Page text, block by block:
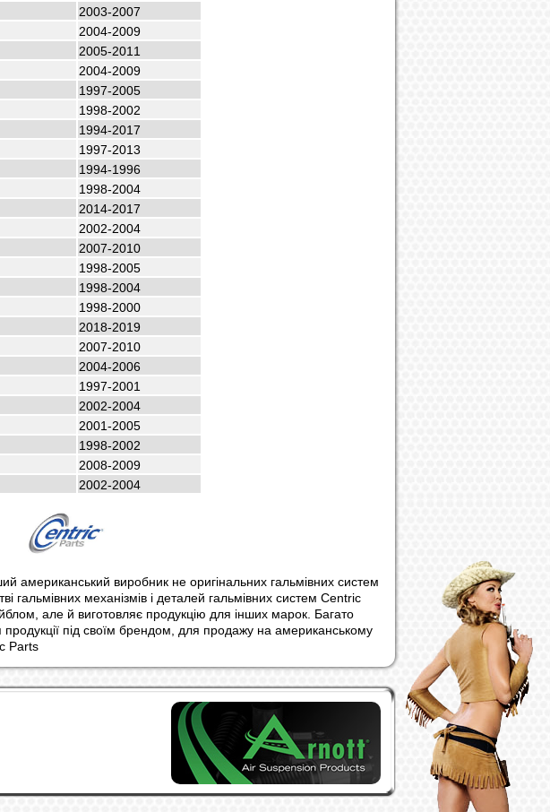
2003-2007
2004-2009
2005-2011
2004-2009
1997-2005
1998-2002
1994-2017
1997-2013
1994-1996
1998-2004
2014-2017
2002-2004
2007-2010
1998-2005
1998-2004
1998-2000
2018-2019
2007-2010
2004-2006
1997-2001
2002-2004
2001-2005
1998-2002
2008-2009
2002-2004
американський виробник не оригінальних гальмівних систем
гальмівних механізмів і деталей гальмівних систем Centric
але й виготовляє продукцію для інших марок. Багато
продукції під своїм брендом, для продажу на американському
Parts